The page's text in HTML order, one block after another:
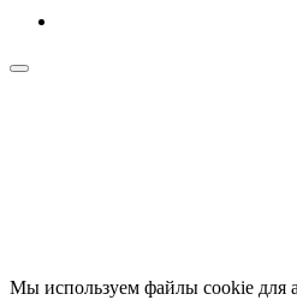
Мы используем файлы cookie для